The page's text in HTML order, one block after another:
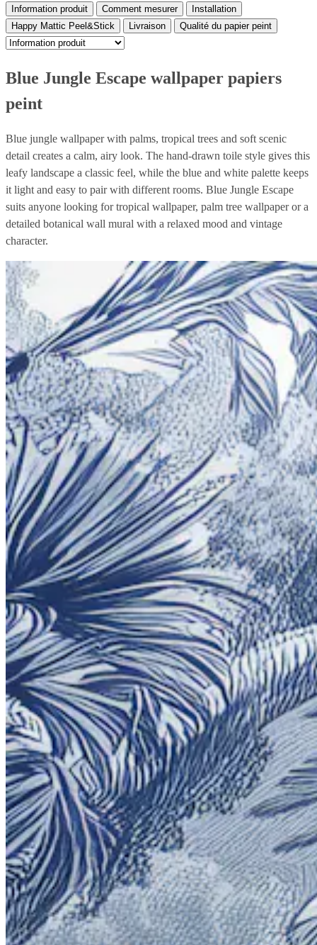
Information produit Comment mesurer
Installation
Happy Mattic Peel&Stick
Livraison Qualité du papier peint
Blue Jungle Escape wallpaper papiers
peint
Blue jungle wallpaper with palms, tropical trees and soft scenic
detail creates a calm, airy look. The hand-drawn toile style gives this
leafy landscape a classic feel, while the blue and white palette keeps
it light and easy to pair with different rooms. Blue Jungle Escape
suits anyone looking for tropical wallpaper, palm tree wallpaper or a
detailed botanical wall mural with a relaxed mood and vintage
character.